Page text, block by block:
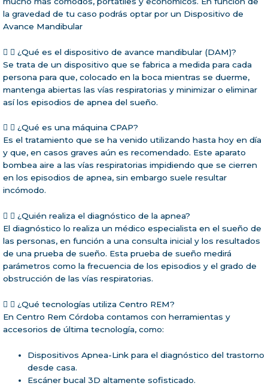
la gravedad de tu caso podrás optar por un Dispositivo de
Avance Mandibular
¿Qué es el dispositivo de avance mandibular (DAM)?
Se trata de un dispositivo que se fabrica a medida para cada
persona para que, colocado en la boca mientras se duerme,
mantenga abiertas las vías respiratorias y minimizar o eliminar
así los episodios de apnea del sueño.
¿Qué es una máquina CPAP?
Es el tratamiento que se ha venido utilizando hasta hoy en día
y que, en casos graves aún es recomendado. Este aparato
bombea aire a las vías respiratorias impidiendo que se cierren
en los episodios de apnea, sin embargo suele resultar
incómodo.
¿Quién realiza el diagnóstico de la apnea?
El diagnóstico lo realiza un médico especialista en el sueño de
las personas, en función a una consulta inicial y los resultados
de una prueba de sueño. Esta prueba de sueño medirá
parámetros como la frecuencia de los episodios y el grado de
obstrucción de las vías respiratorias.
¿Qué tecnologías utiliza Centro REM?
En Centro Rem Córdoba contamos con herramientas y
accesorios de última tecnología, como:
Dispositivos Apnea-Link para el diagnóstico del trastorno
desde casa.
Escáner bucal 3D altamente sofisticado.